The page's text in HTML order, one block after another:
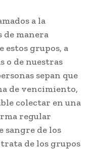
a la
de manera
estos grupos, a
o de nuestras
sepan que
de vencimiento,
colectar en una
regular
sangre de los
de los grupos